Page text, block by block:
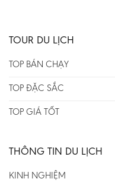
TOUR DU LỊCH
TOP BÁN CHẠY
TOP ĐẶC SẮC
TOP GIÁ TỐT
THÔNG TIN DU LỊCH
KINH NGHIỆM